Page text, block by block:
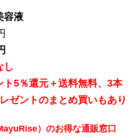
容液
し
ト5％還元＋送料無料、3本
ゼントのまとめ買いもあり
）のお得な通販窓口